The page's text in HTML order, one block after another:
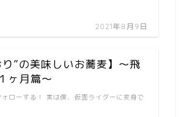
2021年8月9日
り”の美味しいお蕎麦】～飛
ヶ月篇～
ローする！ 実は僕、仮面ライダーに変身で